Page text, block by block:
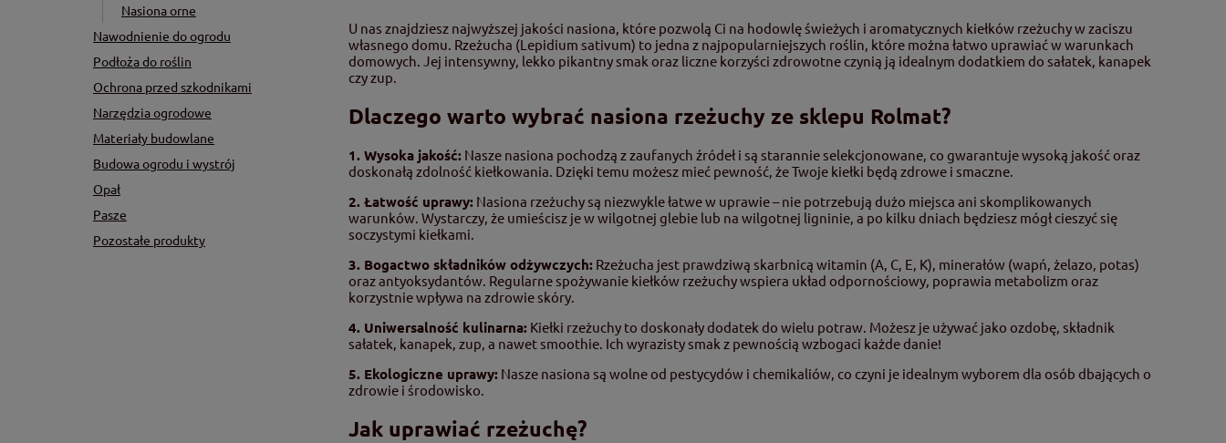
Nasiona orne
Nawodnienie do ogrodu
Podłoża do roślin
Ochrona przed szkodnikami
Narzędzia ogrodowe
Materiały budowlane
Budowa ogrodu i wystrój
Opał
Pasze
Pozostałe produkty
U nas znajdziesz najwyższej jakości nasiona, które pozwolą Ci na hodowlę świeżych i aromatycznych kiełków rzeżuchy w zaciszu
własnego domu. Rzeżucha (Lepidium sativum) to jedna z najpopularniejszych roślin, które można łatwo uprawiać w warunkach
domowych. Jej intensywny, lekko pikantny smak oraz liczne korzyści zdrowotne czynią ją idealnym dodatkiem do sałatek, kanapek
czy zup.
Dlaczego warto wybrać nasiona rzeżuchy ze sklepu Rolmat?
1. Wysoka jakość: Nasze nasiona pochodzą z zaufanych źródeł i są starannie selekcjonowane, co gwarantuje wysoką jakość oraz
doskonałą zdolność kiełkowania. Dzięki temu możesz mieć pewność, że Twoje kiełki będą zdrowe i smaczne.
2. Łatwość uprawy: Nasiona rzeżuchy są niezwykle łatwe w uprawie – nie potrzebują dużo miejsca ani skomplikowanych
warunków. Wystarczy, że umieścisz je w wilgotnej glebie lub na wilgotnej ligninie, a po kilku dniach będziesz mógł cieszyć się
soczystymi kiełkami.
3. Bogactwo składników odżywczych: Rzeżucha jest prawdziwą skarbnicą witamin (A, C, E, K), minerałów (wapń, żelazo, potas)
oraz antyoksydantów. Regularne spożywanie kiełków rzeżuchy wspiera układ odpornościowy, poprawia metabolizm oraz
korzystnie wpływa na zdrowie skóry.
4. Uniwersalność kulinarna: Kiełki rzeżuchy to doskonały dodatek do wielu potraw. Możesz je używać jako ozdobę, składnik
sałatek, kanapek, zup, a nawet smoothie. Ich wyrazisty smak z pewnością wzbogaci każde danie!
5. Ekologiczne uprawy: Nasze nasiona są wolne od pestycydów i chemikaliów, co czyni je idealnym wyborem dla osób dbających o
zdrowie i środowisko.
Jak uprawiać rzeżuchę?